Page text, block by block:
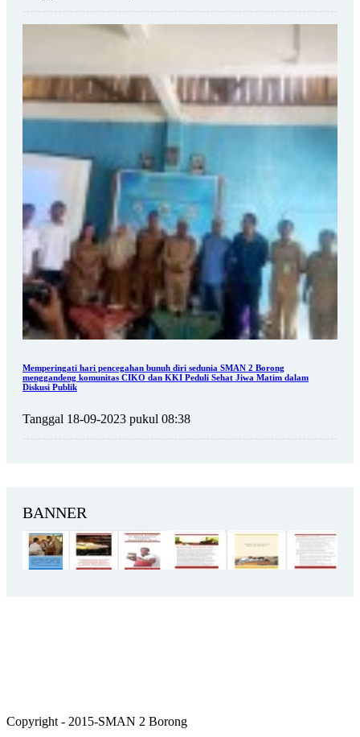
Memperingati hari pencegahan bunuh diri sedunia SMAN 2 Borong
menggandeng komunitas CIKO dan KKI Peduli Sehat Jiwa Matim dalam
Diskusi Publik
Tanggal 18-09-2023 pukul 08:38
BANNER
Copyright - 2015-SMAN 2 Borong